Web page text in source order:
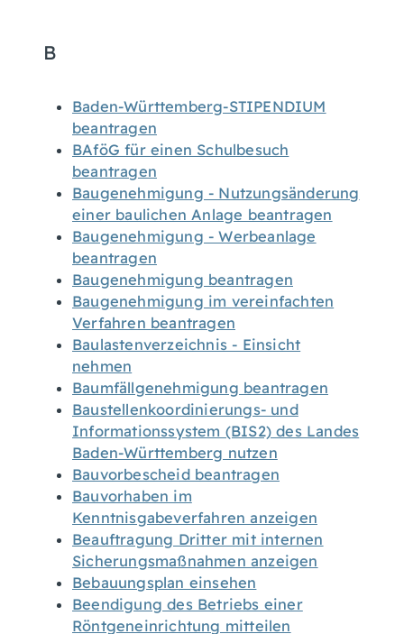
B
Baden-Württemberg-STIPENDIUM
beantragen
BAföG für einen Schulbesuch
beantragen
Baugenehmigung - Nutzungsänderung
einer baulichen Anlage beantragen
Baugenehmigung - Werbeanlage
beantragen
Baugenehmigung beantragen
Baugenehmigung im vereinfachten
Verfahren beantragen
Baulastenverzeichnis - Einsicht
nehmen
Baumfällgenehmigung beantragen
Baustellenkoordinierungs- und
Informationssystem (BIS2) des Landes
Baden-Württemberg nutzen
Bauvorbescheid beantragen
Bauvorhaben im
Kenntnisgabeverfahren anzeigen
Beauftragung Dritter mit internen
Sicherungsmaßnahmen anzeigen
Bebauungsplan einsehen
Beendigung des Betriebs einer
Röntgeneinrichtung mitteilen